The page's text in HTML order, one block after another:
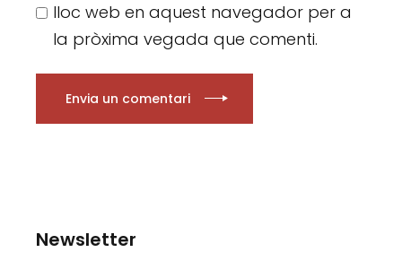
lloc web en aquest navegador per a
la pròxima vegada que comenti.
Envia un comentari
Newsletter